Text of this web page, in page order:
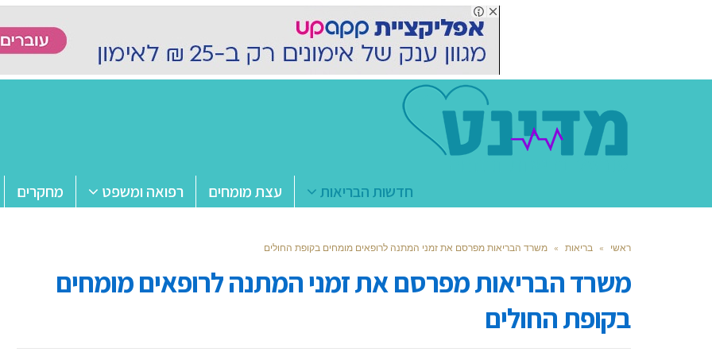
חדשות הבריאות עצת מומחים רפואה ומשפט מחקרים
ראשי » בריאות » משרד הבריאות מפרסם את זמני המתנה לרופאים מומחים בקופת החולים
משרד הבריאות מפרסם את זמני המתנה לרופאים מומחים
בקופת החולים